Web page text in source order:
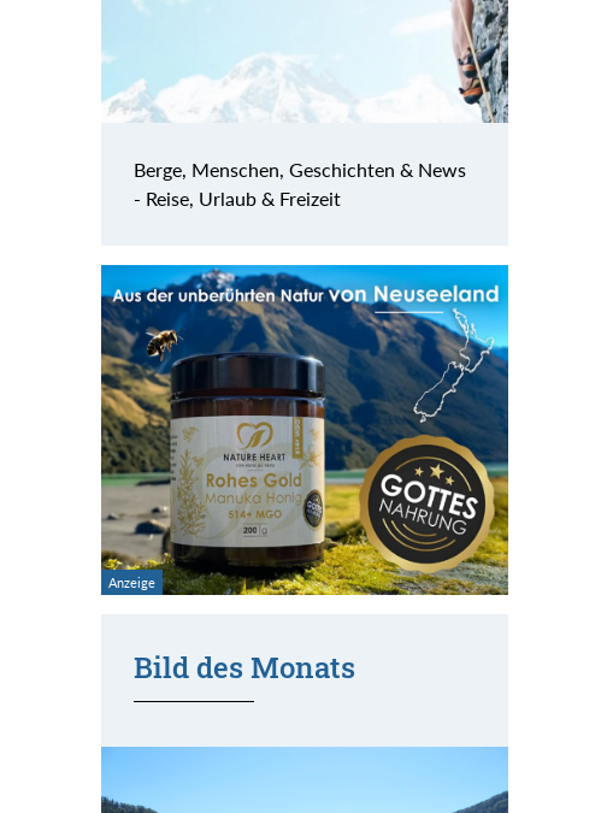
Berge, Menschen, Geschichten & News
- Reise, Urlaub & Freizeit
Bild des Monats